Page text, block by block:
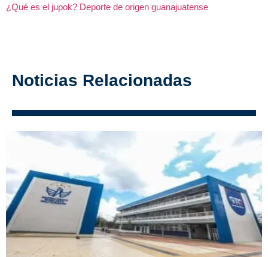
¿Qué es el jupok? Deporte de origen guanajuatense
Noticias Relacionadas